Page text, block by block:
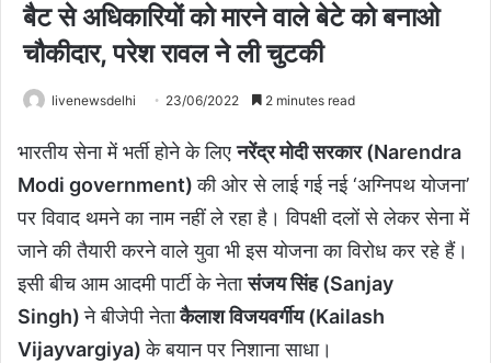
बैट से अधिकारियों को मारने वाले बेटे को बनाओ
चौकीदार, परेश रावल ने ली चुटकी
livenewsdelhi 23/06/2022 2 minutes read
भारतीय सेना में भर्ती होने के लिएनरेंद्र मोदी सरकार (Narendra
Modi government) की ओर से लाई गई नई ‘अग्निपथ योजना’
पर विवाद थमने का नाम नहीं ले रहा है। विपक्षी दलों से लेकर सेना में
जाने की तैयारी करने वाले युवा भी इस योजना का विरोध कर रहे हैं।
इसी बीच आम आदमी पार्टी के नेतासंजय सिंह (Sanjay
Singh) ने बीजेपी नेताकैलाश विजयवर्गीय (Kailash
Vijayvargiya) के बयान पर निशाना साधा।